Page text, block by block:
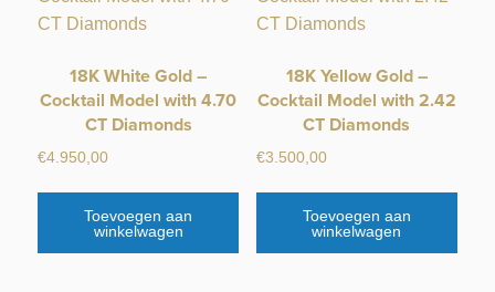
18K White Gold –
Cocktail Model with 4.70
CT Diamonds
€4.950,00
Toevoegen aan
winkelwagen
18K Yellow Gold –
Cocktail Model with 2.42
CT Diamonds
€3.500,00
Toevoegen aan
winkelwagen